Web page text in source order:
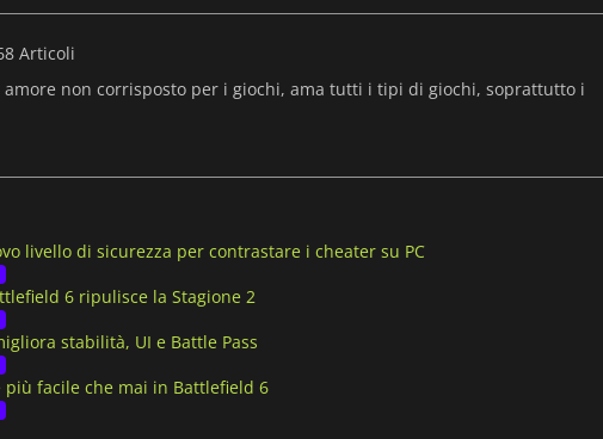
Articoli
amore non corrisposto per i giochi, ama tutti i tipi di giochi, soprattutto i
livello di sicurezza per contrastare i cheater su PC
6 ripulisce la Stagione 2
stabilità, UI e Battle Pass
facile che mai in Battlefield 6